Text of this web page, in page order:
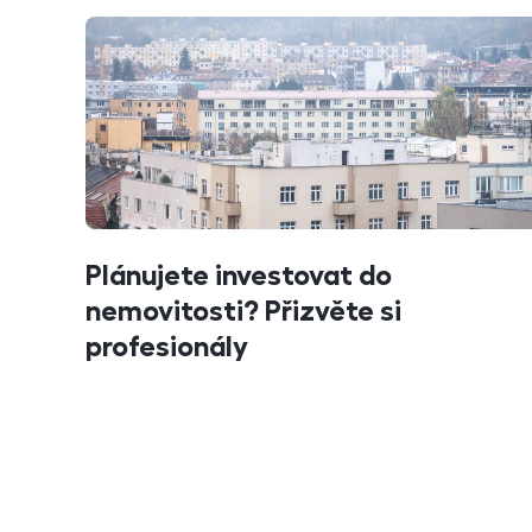
Plánujete investovat do
nemovitosti? Přizvěte si
profesionály